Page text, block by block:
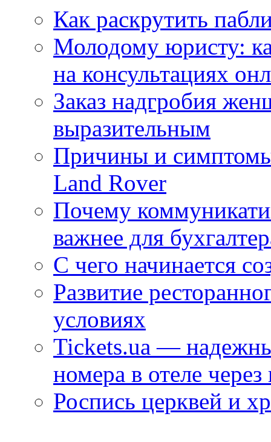
Как раскрутить
Молодому юристу:
на консультациях
Заказ надгробия
выразительным
Причины и
Land Rover
Почему
важнее для
С чего начинается
Развитие
условиях
Tickets.ua —
номера в отеле через
Роспись церквей и